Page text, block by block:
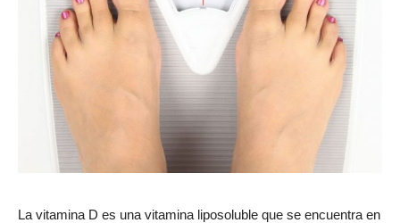
La vitamina D es una vitamina liposoluble que se encuentra en